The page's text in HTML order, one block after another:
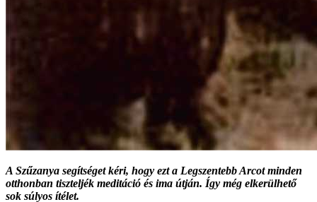
A Szűzanya segítséget kéri, hogy ezt a Legszentebb Arcot minden
otthonban tiszteljék meditáció és ima útján. Így még elkerülhető
sok súlyos ítélet.